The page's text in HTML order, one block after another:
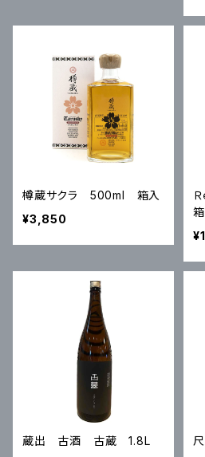
樽蔵サクラ 500ml 箱入
¥3,850
蔵出 古酒 古蔵 1.8L